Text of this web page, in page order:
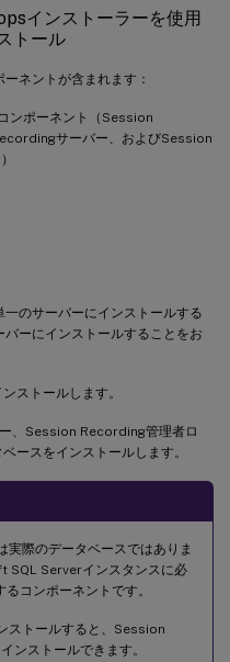
インストーラーを使用
トール
ネントが含まれます：
ポーネント（Session
サーバー、およびSession
のサーバーにインストールする
ーにインストールすることをお
ストールします。
、Session Recording管理者ロ
ースをインストールします。
際のデータベースではありま
SQL Serverインスタンスに必
コンポーネントです。
ストールすると、Session
ンストールできます。